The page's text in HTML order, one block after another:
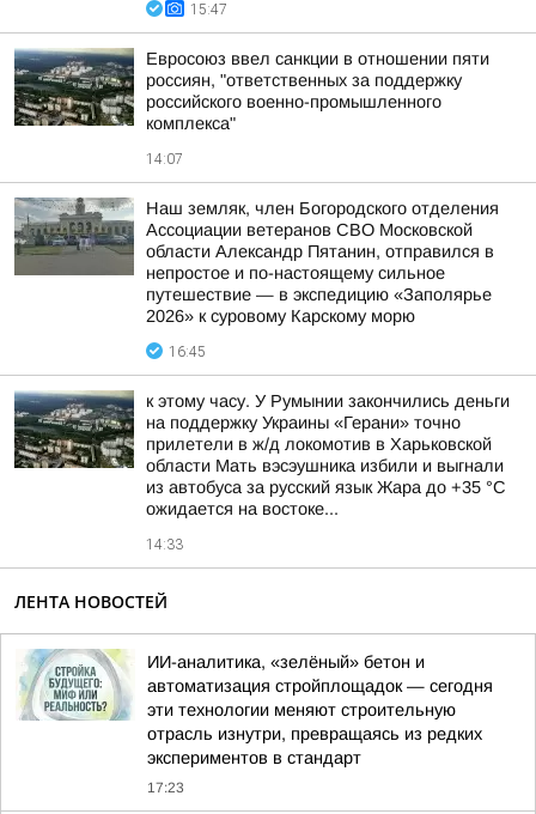
15:47
Евросоюз ввел санкции в отношении пяти
россиян, "ответственных за поддержку
российского военно-промышленного
комплекса"
14:07
Наш земляк, член Богородского отделения
Ассоциации ветеранов СВО Московской
области Александр Пятанин, отправился в
непростое и по-настоящему сильное
путешествие — в экспедицию «Заполярье
2026» к суровому Карскому морю
16:45
к этому часу. У Румынии закончились деньги
на поддержку Украины «Герани» точно
прилетели в ж/д локомотив в Харьковской
области Мать вэсэушника избили и выгнали
из автобуса за русский язык Жара до +35 °С
ожидается на востоке...
14:33
ЛЕНТА НОВОСТЕЙ
ИИ-аналитика, «зелёный» бетон и
автоматизация стройплощадок — сегодня
эти технологии меняют строительную
отрасль изнутри, превращаясь из редких
экспериментов в стандарт
17:23